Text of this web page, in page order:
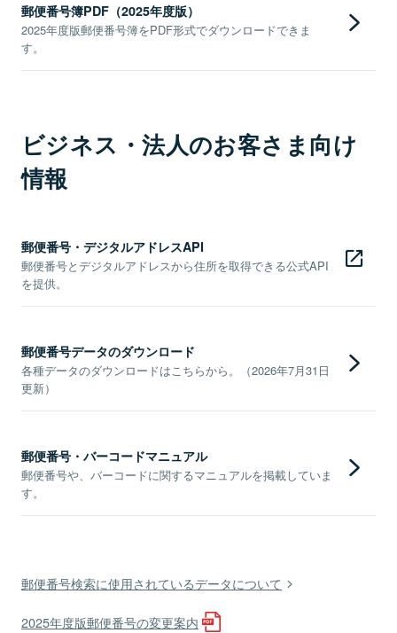
郵便番号簿PDF（2025年度版）
2025年度版郵便番号簿をPDF形式でダウンロードできま
す。
ビジネス・法人のお客さま向け
情報
郵便番号・デジタルアドレスAPI
郵便番号とデジタルアドレスから住所を取得できる公式API
を提供。
郵便番号データのダウンロード
各種データのダウンロードはこちらから。（2026年7月31日
更新）
郵便番号・バーコードマニュアル
郵便番号や、バーコードに関するマニュアルを掲載していま
す。
郵便番号検索に使用されているデータについて
2025年度版郵便番号の変更案内